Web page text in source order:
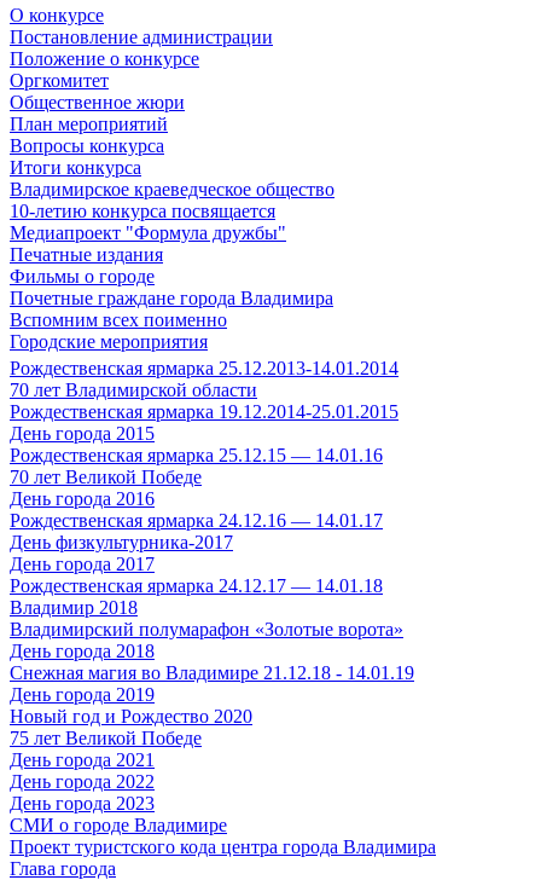
О конкурсе
Постановление администрации
Положение о конкурсе
Оргкомитет
Общественное жюри
План мероприятий
Вопросы конкурса
Итоги конкурса
Владимирское краеведческое общество
10-летию конкурса посвящается
Медиапроект "Формула дружбы"
Печатные издания
Фильмы о городе
Почетные граждане города Владимира
Вспомним всех поименно
Городские мероприятия
Рождественская ярмарка 25.12.2013-14.01.2014
70 лет Владимирской области
Рождественская ярмарка 19.12.2014-25.01.2015
День города 2015
Рождественская ярмарка 25.12.15 — 14.01.16
70 лет Великой Победе
День города 2016
Рождественская ярмарка 24.12.16 — 14.01.17
День физкультурника-2017
День города 2017
Рождественская ярмарка 24.12.17 — 14.01.18
Владимир 2018
Владимирский полумарафон «Золотые ворота»
День города 2018
Снежная магия во Владимире 21.12.18 - 14.01.19
День города 2019
Новый год и Рождество 2020
75 лет Великой Победе
День города 2021
День города 2022
День города 2023
СМИ о городе Владимире
Проект туристского кода центра города Владимира
Глава города